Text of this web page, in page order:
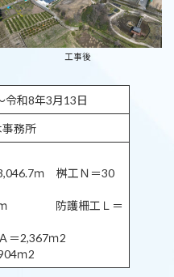
工事後
令和8年3月13日
務所
ｍ 桝工Ｎ＝30
ｍ 防護柵工Ｌ＝
＝2,367ｍ2
ｍ2